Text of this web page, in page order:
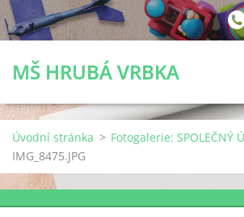
MŠ HRUBÁ VRBKA
Úvodní stránka > Fotogalerie: SPOLEČNÝ
IMG_8475.JPG